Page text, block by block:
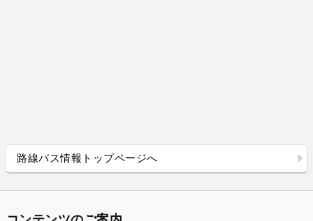
路線バス情報トップページへ